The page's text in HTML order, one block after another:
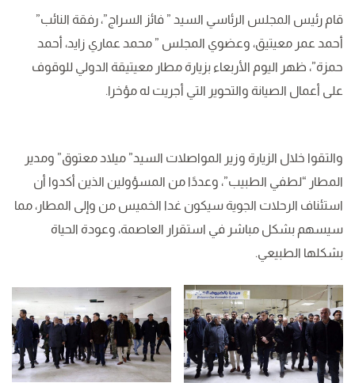
قام رئيس المجلس الرئاسي السيد ” فائز السراج”، رفقة النائب”
أحمد عمر معيتيق، وعضوي المجلس ” محمد عماري زايد، أحمد
حمزة”، ظهر اليوم الأربعاء بزيارة مطار معيتيقة الدولي للوقوف
على أعمال الصيانة والتحوير التي أجريت له مؤخرا.
والتقوا خلال الزيارة وزير المواصلات السيد” ميلاد معتوق” ومدير
المطار “لطفي الطبيب”، وعددًا من المسؤولين الذين أكدوا أن
استئناف الرحلات الجوية سيكون غدا الخميس من وإلى المطار، مما
سيسهم بشكل مباشر في استقرار العاصمة، وعودة الحياة
بشكلها الطبيعي.